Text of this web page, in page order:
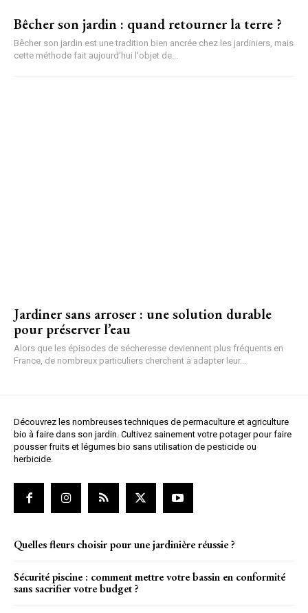
Bêcher son jardin : quand retourner la terre ?
Bêcher son jardin est une tradition bien ancrée chez les jardiniers, mais
cette méthode fait aujourd'hui l'objet de...
Jardiner sans arroser : une solution durable
pour préserver l’eau
Alors que les épisodes de sécheresse deviennent plus fréquents en
France, de nombreux particuliers cherchent à adapter leur...
Découvrez les nombreuses techniques de permaculture et agriculture
bio à faire dans son jardin. Cultivez sainement votre potager pour faire
pousser fruits et légumes bio sans utilisation de pesticide ou
herbicide.
Quelles fleurs choisir pour une jardinière réussie ?
Sécurité piscine : comment mettre votre bassin en conformité
sans sacrifier votre budget ?